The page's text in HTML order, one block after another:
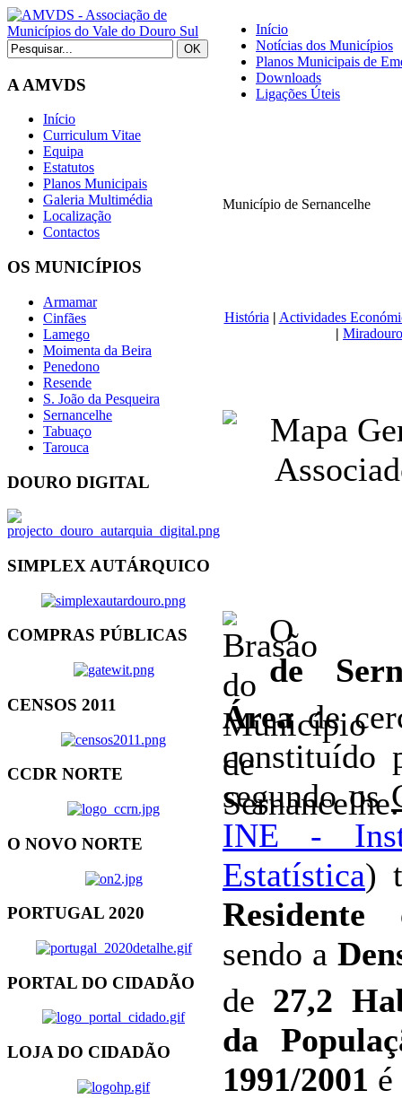
A AMVDS
Início
Curriculum Vitae
Equipa
Estatutos
Planos Municipais
Galeria Multimédia
Localização
Contactos
OS MUNICÍPIOS
Armamar
Cinfães
Lamego
Moimenta da Beira
Penedono
Resende
S. João da Pesqueira
Sernancelhe
Tabuaço
Tarouca
DOURO DIGITAL
SIMPLEX AUTÁRQUICO
COMPRAS PÚBLICAS
CENSOS 2011
CCDR NORTE
O NOVO NORTE
PORTUGAL 2020
PORTAL DO CIDADÃO
LOJA DO CIDADÃO
Início
Notícias dos Municípios
Planos Municipais de
Downloads
Ligações Úteis
Município de Sernancelhe
História | Actividades
|
de
Áreade
constituído
segundo os
INE -
Estatística)
Residente
sendo a
de 27,2
da
1991/2001